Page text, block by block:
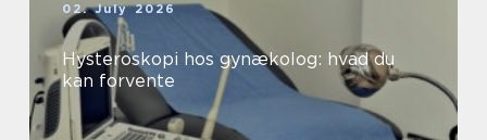
02. July 2026
Hysteroskopi hos gynækolog: hvad du
kan forvente